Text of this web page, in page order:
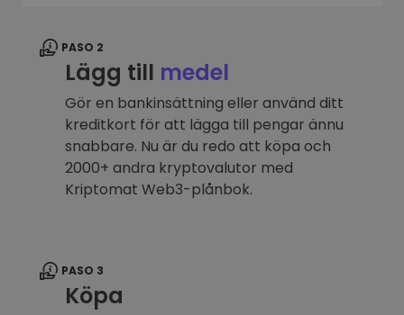
PASO 2
Lägg till medel
Gör en bankinsättning eller använd ditt
kreditkort för att lägga till pengar ännu
snabbare. Nu är du redo att köpa och
2000+ andra kryptovalutor med
Kriptomat Web3-plånbok.
PASO 3
Köpa